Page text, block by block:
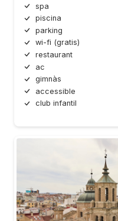
spa
piscina
parking
wi-fi (gratis)
restaurant
ac
gimnàs
accessible
club infantil